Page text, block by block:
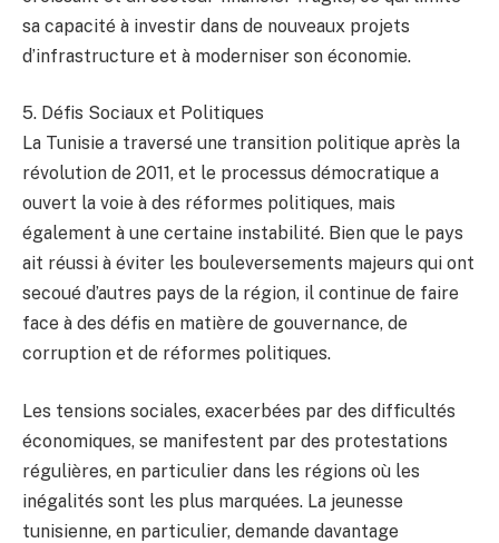
sa capacité à investir dans de nouveaux projets
d’infrastructure et à moderniser son économie.
5. Défis Sociaux et Politiques
La Tunisie a traversé une transition politique après la
révolution de 2011, et le processus démocratique a
ouvert la voie à des réformes politiques, mais
également à une certaine instabilité. Bien que le pays
ait réussi à éviter les bouleversements majeurs qui ont
secoué d’autres pays de la région, il continue de faire
face à des défis en matière de gouvernance, de
corruption et de réformes politiques.
Les tensions sociales, exacerbées par des difficultés
économiques, se manifestent par des protestations
régulières, en particulier dans les régions où les
inégalités sont les plus marquées. La jeunesse
tunisienne, en particulier, demande davantage